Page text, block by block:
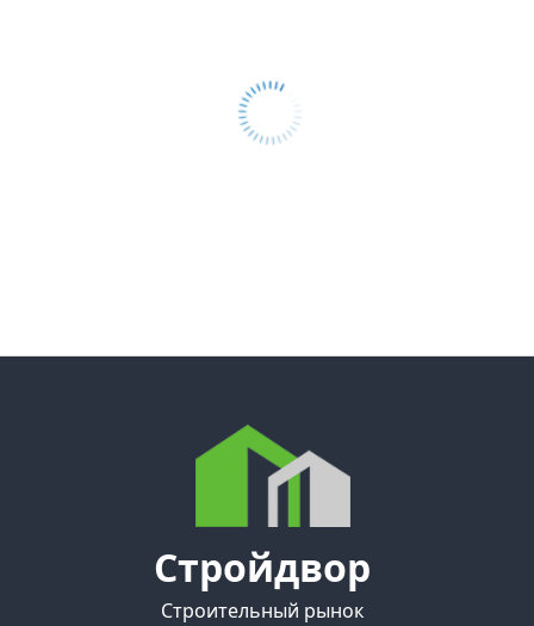
Стройдвор
Строительный рынок